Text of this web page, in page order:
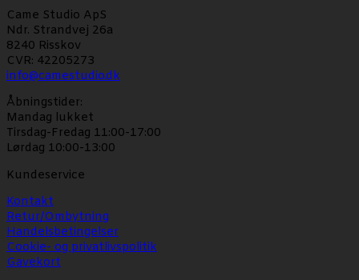
Came Studio ApS
Ndr. Strandvej 26a
8240 Risskov
CVR: 42205273
info@camestudio.dk
Åbningstider:
Mandag lukket
Tirsdag-Fredag 11:00-17:00
Lørdag 10:00-13:00
Kundeservice
Kontakt
Retur/Ombytning
Handelsbetingelser
Cookie- og privatlivspolitik
Gavekort